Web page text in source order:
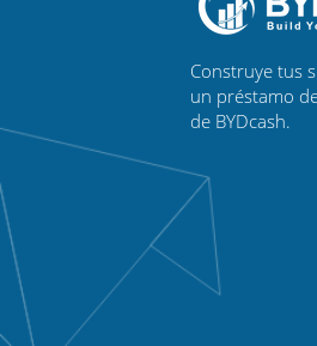
Construye tus
un préstamo
de BYDcash.